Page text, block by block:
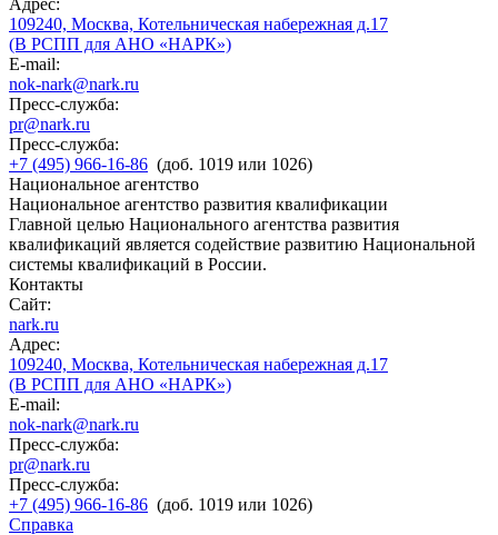
Адрес:
109240, Москва, Котельническая набережная д.17
(В РСПП для АНО «НАРК»)
E-mail:
nok-nark@nark.ru
Пресс-служба:
pr@nark.ru
Пресс-служба:
+7 (495) 966-16-86 (доб. 1019 или 1026)
Национальное агентство
Национальное агентство развития квалификации
Главной целью Национального агентства развития
квалификаций является содействие развитию Национальной
системы квалификаций в России.
Контакты
Сайт:
nark.ru
Адрес:
109240, Москва, Котельническая набережная д.17
(В РСПП для АНО «НАРК»)
E-mail:
nok-nark@nark.ru
Пресс-служба:
pr@nark.ru
Пресс-служба:
+7 (495) 966-16-86 (доб. 1019 или 1026)
Справка